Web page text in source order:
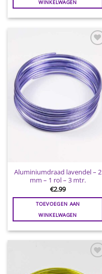
WINKELWAGEN
aan
wenslijst
Aluminiumdraad lavendel – 2
mm – 1 rol – 3 mtr.
€2.99
TOEVOEGEN AAN
WINKELWAGEN